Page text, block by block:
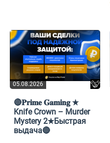
05.08.2026
🔴𝐏𝐫𝐢𝐦𝐞 𝐆𝐚𝐦𝐢𝐧𝐠 ★
Knife Crown – Murder
Mystery 2★Быстрая
выдача🔴